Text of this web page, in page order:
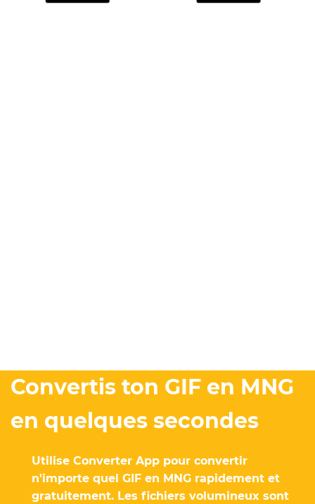
Convertis ton GIF en MNG
en quelques secondes
Utilise Converter App pour convertir
n'importe quel GIF en MNG rapidement et
gratuitement. Les fichiers volumineux sont